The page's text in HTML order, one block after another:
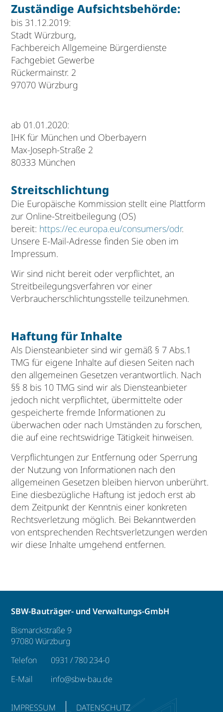
Zuständige Aufsichtsbehörde:
bis 31.12.2019:
Stadt Würzburg,
Fachbereich Allgemeine Bürgerdienste
Fachgebiet Gewerbe
Rückermainstr. 2
97070 Würzburg
ab 01.01.2020:
IHK für München und Oberbayern
Max-Joseph-Straße 2
80333 München
Streitschlichtung
Die Europäische Kommission stellt eine Plattform
zur Online-Streitbeilegung (OS)
bereit: https://ec.europa.eu/consumers/odr.
Unsere E-Mail-Adresse finden Sie oben im
Impressum.
Wir sind nicht bereit oder verpflichtet, an
Streitbeilegungsverfahren vor einer
Verbraucherschlichtungsstelle teilzunehmen.
Haftung für Inhalte
Als Diensteanbieter sind wir gemäß § 7 Abs.1
TMG für eigene Inhalte auf diesen Seiten nach
den allgemeinen Gesetzen verantwortlich. Nach
§§ 8 bis 10 TMG sind wir als Diensteanbieter
jedoch nicht verpflichtet, übermittelte oder
gespeicherte fremde Informationen zu
überwachen oder nach Umständen zu forschen,
die auf eine rechtswidrige Tätigkeit hinweisen.
Verpflichtungen zur Entfernung oder Sperrung
der Nutzung von Informationen nach den
allgemeinen Gesetzen bleiben hiervon unberührt.
Eine diesbezügliche Haftung ist jedoch erst ab
dem Zeitpunkt der Kenntnis einer konkreten
Rechtsverletzung möglich. Bei Bekanntwerden
von entsprechenden Rechtsverletzungen werden
wir diese Inhalte umgehend entfernen.
SBW-Bauträger- und Verwaltungs-GmbH
Bismarckstraße 9
97080 Würzburg
Telefon
0931 / 780 234-0
E-Mail
info@sbw-bau.de
IMPRESSUM DATENSCHUTZ